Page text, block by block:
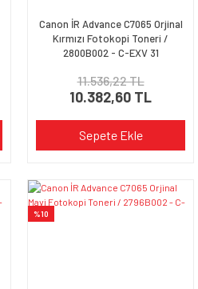
Canon İR Advance C7065 Orjinal
Kırmızı Fotokopi Toneri /
2800B002 - C-EXV 31
11.536,22 TL
10.382,60 TL
Sepete Ekle
%10